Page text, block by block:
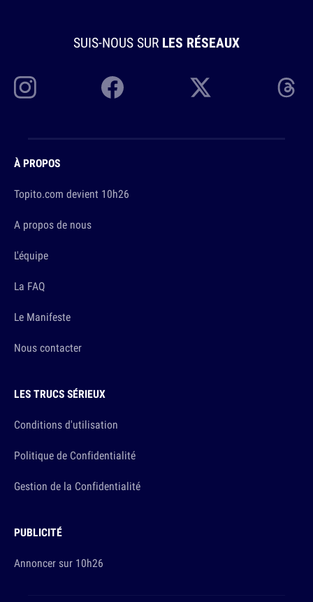
SUIS-NOUS SUR LES RÉSEAUX
À PROPOS
Topito.com devient 10h26
A propos de nous
L'équipe
La FAQ
Le Manifeste
Nous contacter
LES TRUCS SÉRIEUX
Conditions d'utilisation
Politique de Confidentialité
Gestion de la Confidentialité
PUBLICITÉ
Annoncer sur 10h26